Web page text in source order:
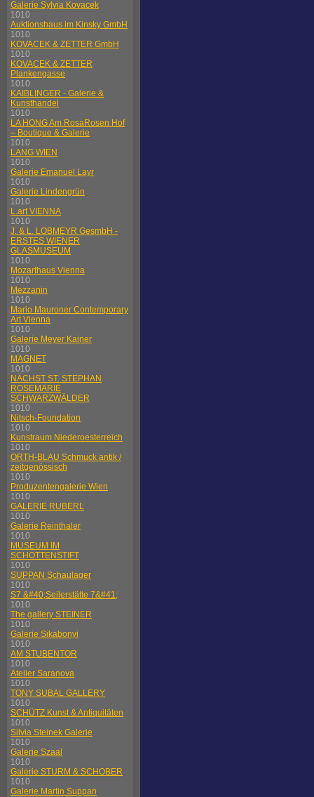
Galerie Sylvia Kovacek
1010
Auktionshaus im Kinsky GmbH
1010
KOVACEK & ZETTER GmbH
1010
KOVACEK & ZETTER
Plankengasse
1010
KAIBLINGER - Galerie &
Kunsthandel
1010
LA HONG Am RosaRosen Hof
– Boutique & Galerie
1010
LANG WIEN
1010
Galerie Emanuel Layr
1010
Galerie Lindengrün
1010
L.art VIENNA
1010
J. & L. LOBMEYR GesmbH -
ERSTES WIENER
GLASMUSEUM
1010
Mozarthaus Vienna
1010
Mezzanin
1010
Mario Mauroner Contemporary
Art Vienna
1010
Galerie Meyer Kainer
1010
MAGNET
1010
NÄCHST ST. STEPHAN
ROSEMARIE
SCHWARZWÄLDER
1010
Nitsch-Foundation
1010
Kunstraum Niederoesterreich
1010
ORTH-BLAU Schmuck antik /
zeitgenössisch
1010
Produzentengalerie Wien
1010
GALERIE RUBERL
1010
Galerie Reinthaler
1010
MUSEUM IM
SCHOTTENSTIFT
1010
SUPPAN Schaulager
1010
S7 &#40;Seilerstätte 7&#41;
1010
The gallery STEINER
1010
Galerie Sikabonyi
1010
AM STUBENTOR
1010
Atelier Saranova
1010
TONY SUBAL GALLERY
1010
SCHÜTZ Kunst & Antiquitäten
1010
Silvia Steinek Galerie
1010
Galerie Szaal
1010
Galerie STURM & SCHOBER
1010
Galerie Martin Suppan